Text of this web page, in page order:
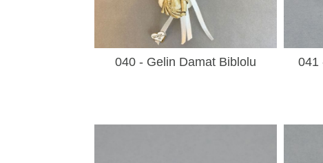
040 - Gelin Damat Biblolu
041